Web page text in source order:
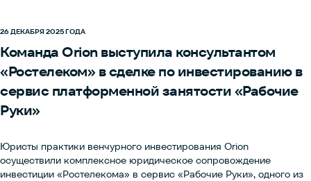
26 ДЕКАБРЯ 2025 ГОДА
Команда Orion выступила консультантом
«Ростелеком» в сделке по инвестированию в
сервис платформенной занятости «Рабочие
Руки»
Юристы практики венчурного инвестирования Orion
осуществили комплексное юридическое сопровождение
инвестиции «Ростелекома» в сервис «Рабочие Руки», одного из